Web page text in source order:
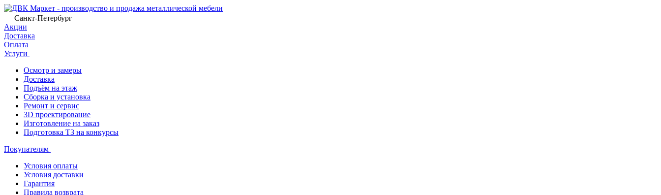
Санкт-Петербург
Акции
Доставка
Оплата
Услуги
Осмотр и замеры
Доставка
Подъём на этаж
Сборка и установка
Ремонт и сервис
3D проектирование
Изготовление на заказ
Подготовка ТЗ на конкурсы
Покупателям
Условия оплаты
Условия доставки
Гарантия
Правила возврата